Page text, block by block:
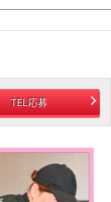
TEL応募